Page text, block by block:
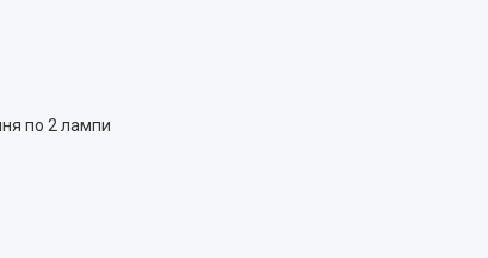
по 2 лампи